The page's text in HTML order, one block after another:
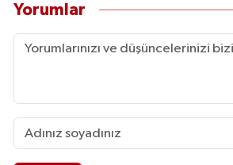
Yorumlar